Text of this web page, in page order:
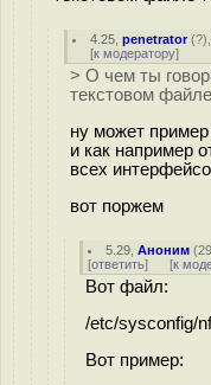
4.25 ,penetrator(?
[к модератору]
> О чем ты
текстовом
ну может
и как например
всех
вот поржем
5.29 ,Аноним (
[ответить] [к
Вот файл:
/etc/sysconfig/
Вот пример: